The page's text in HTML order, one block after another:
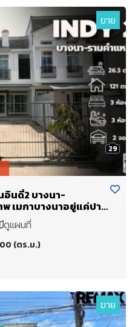
29
ขาย
อินดี้2 บางนา-
เมกาบางนาอยู่แค่ปาก
ดูแผนที่
(ตร.ม.)
ขาย